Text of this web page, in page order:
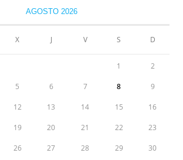
AGOSTO 2026
X J V S D
1 2
5 6 7 8 9
12 13 14 15 16
19 20 21 22 23
26 27 28 29 30